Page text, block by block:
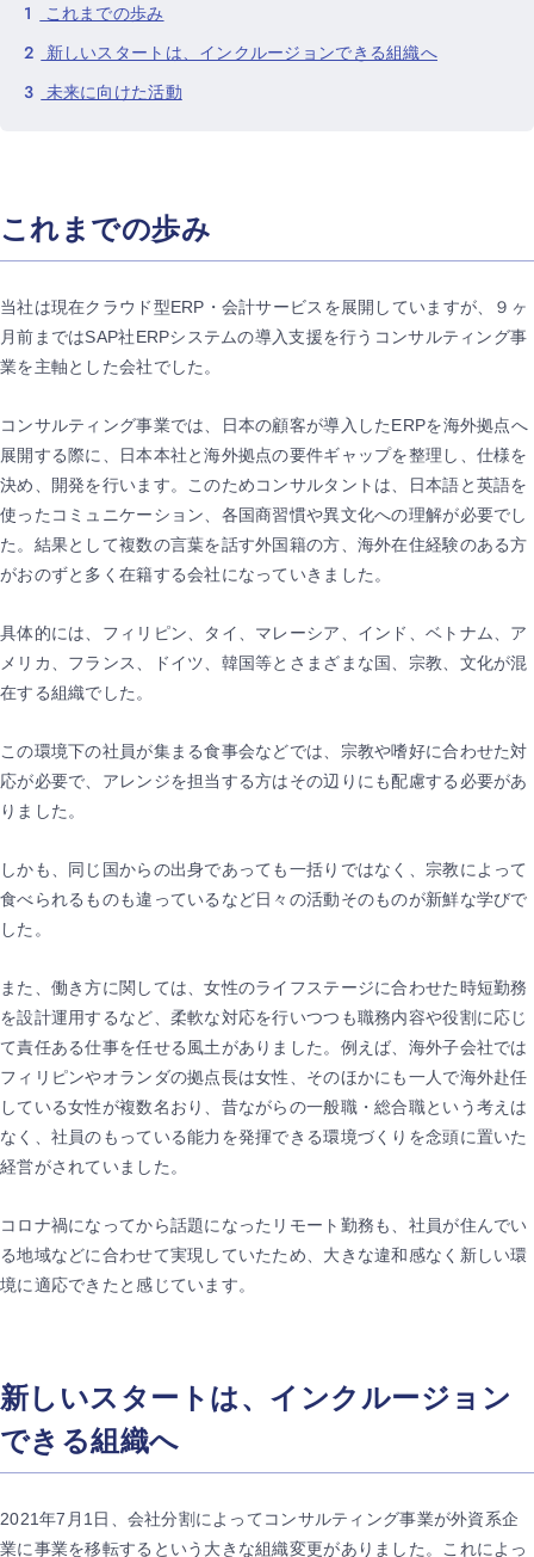
1
これまでの歩み
2 新しいスタートは、インクルージョンできる組織へ
3 未来に向けた活動
これまでの歩み
当社は現在クラウド型ERP・会計サービスを展開していますが、９ヶ
月前まではSAP社ERPシステムの導入支援を行うコンサルティング事
業を主軸とした会社でした。
コンサルティング事業では、日本の顧客が導入したERPを海外拠点へ
展開する際に、日本本社と海外拠点の要件ギャップを整理し、仕様を
決め、開発を行います。このためコンサルタントは、日本語と英語を
使ったコミュニケーション、各国商習慣や異文化への理解が必要でし
た。結果として複数の言葉を話す外国籍の方、海外在住経験のある方
がおのずと多く在籍する会社になっていきました。
具体的には、フィリピン、タイ、マレーシア、インド、ベトナム、ア
メリカ、フランス、ドイツ、韓国等とさまざまな国、宗教、文化が混
在する組織でした。
この環境下の社員が集まる食事会などでは、宗教や嗜好に合わせた対
応が必要で、アレンジを担当する方はその辺りにも配慮する必要があ
りました。
しかも、同じ国からの出身であっても一括りではなく、宗教によって
食べられるものも違っているなど日々の活動そのものが新鮮な学びで
した。
また、働き方に関しては、女性のライフステージに合わせた時短勤務
を設計運用するなど、柔軟な対応を行いつつも職務内容や役割に応じ
て責任ある仕事を任せる風土がありました。例えば、海外子会社では
フィリピンやオランダの拠点長は女性、そのほかにも一人で海外赴任
している女性が複数名おり、昔ながらの一般職・総合職という考えは
なく、社員のもっている能力を発揮できる環境づくりを念頭に置いた
経営がされていました。
コロナ禍になってから話題になったリモート勤務も、社員が住んでい
る地域などに合わせて実現していたため、大きな違和感なく新しい環
境に適応できたと感じています。
新しいスタートは、インクルージョン
できる組織へ
2021年7月1日、会社分割によってコンサルティング事業が外資系企
業に事業を移転するという大きな組織変更がありました。これによっ